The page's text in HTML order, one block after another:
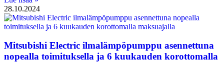
28.10.2024
Mitsubishi Electric ilmalämpöpumppu asennettuna
nopealla toimituksella ja 6 kuukauden korottomalla